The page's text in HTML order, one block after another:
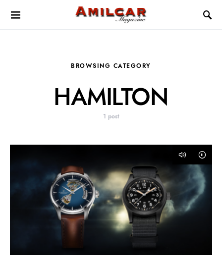
BROWSING CATEGORY
HAMILTON
1 post